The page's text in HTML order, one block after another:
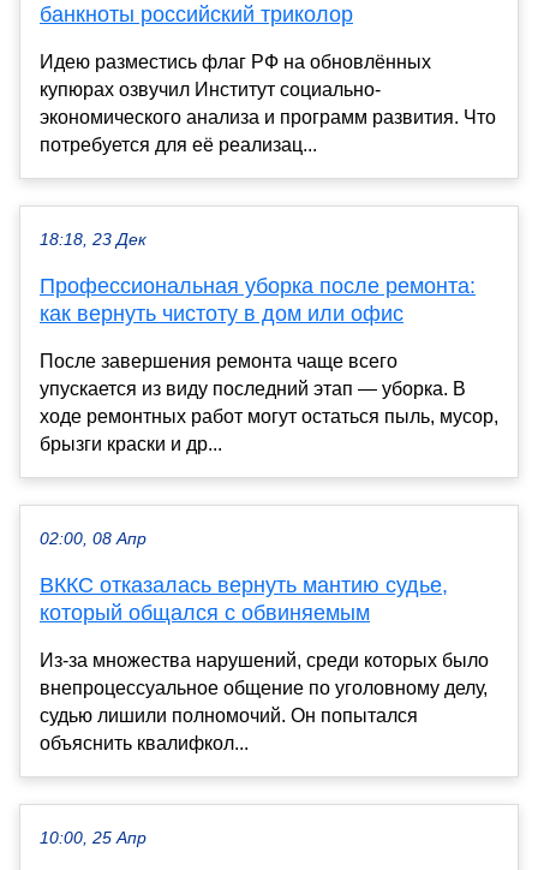
банкноты российский триколор
Идею разместись флаг РФ на обновлённых
купюрах озвучил Институт социально-
экономического анализа и программ развития. Что
потребуется для её реализац...
18:18, 23 Дек
Профессиональная уборка после ремонта:
как вернуть чистоту в дом или офис
После завершения ремонта чаще всего
упускается из виду последний этап — уборка. В
ходе ремонтных работ могут остаться пыль, мусор,
брызги краски и др...
02:00, 08 Апр
ВККС отказалась вернуть мантию судье,
который общался с обвиняемым
Из-за множества нарушений, среди которых было
внепроцессуальное общение по уголовному делу,
судью лишили полномочий. Он попытался
объяснить квалифкол...
10:00, 25 Апр